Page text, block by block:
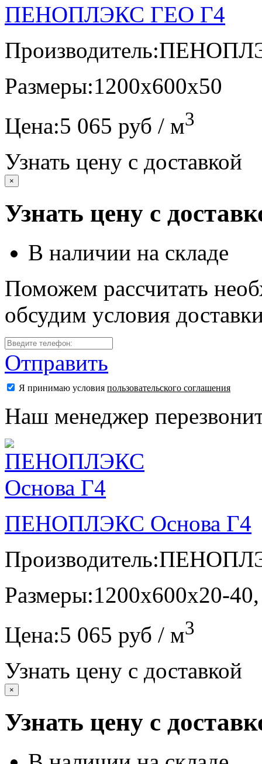
ПЕНОПЛЭКС ГЕО Г4
Производитель:
Размеры:1200х600х50
Цена:5 065 руб / м3
Узнать цену с доставкой
×
Узнать цену с
В наличии на складе
Поможем рассчитать
обсудим условия
Отправить
Я принимаю условия пользовательского соглашения
Наш менеджер
ПЕНОПЛЭКС Основа Г4
Производитель:
Размеры:1200х600х20-
Цена:5 065 руб / м3
Узнать цену с доставкой
×
Узнать цену с